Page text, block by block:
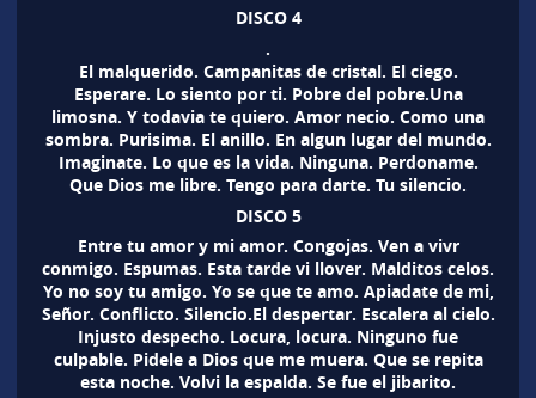
DISCO 4
.
El malquerido. Campanitas de cristal. El ciego.
Esperare. Lo siento por ti. Pobre del pobre.Una
limosna. Y todavia te quiero. Amor necio. Como una
sombra. Purisima. El anillo. En algun lugar del mundo.
Imaginate. Lo que es la vida. Ninguna. Perdoname.
Que Dios me libre. Tengo para darte. Tu silencio.
DISCO 5
Entre tu amor y mi amor. Congojas. Ven a vivr
conmigo. Espumas. Esta tarde vi llover. Malditos celos.
Yo no soy tu amigo. Yo se que te amo. Apiadate de mi,
Señor. Conflicto. Silencio.El despertar. Escalera al cielo.
Injusto despecho. Locura, locura. Ninguno fue
culpable. Pidele a Dios que me muera. Que se repita
esta noche. Volvi la espalda. Se fue el jibarito.